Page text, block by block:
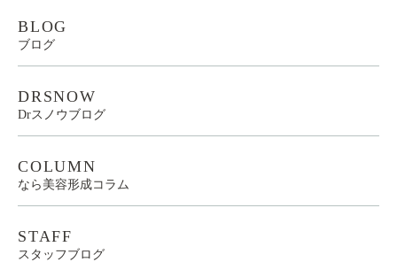
BLOG
ブログ
DRSNOW
Drスノウブログ
COLUMN
なら美容形成コラム
STAFF
スタッフブログ